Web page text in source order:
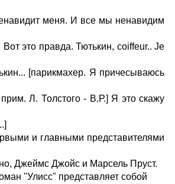
меня. И все мы ненавидим
это правда. Тютькин, соiffeur.. Je
[парикмахер. Я причесываюсь
Л. Толстого - В.Р.] Я это скажу
и главными представителями
Джеймс Джойс и Марсель Пруст.
"Улисс" представляет собой